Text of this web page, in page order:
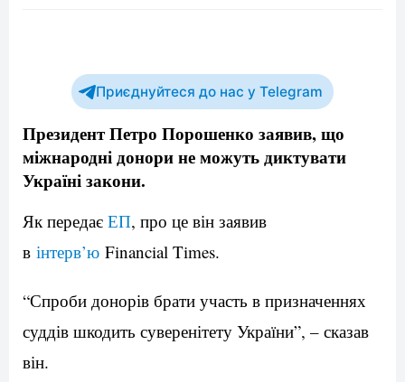
Приєднуйтеся до нас у Telegram
Президент Петро Порошенко заявив, що
міжнародні донори не можуть диктувати
Україні закони.
Як передає ЕП, про це він заявив
в інтерв’ю Financial Times.
“Спроби донорів брати участь в призначеннях
суддів шкодить суверенітету України”, – сказав
він.